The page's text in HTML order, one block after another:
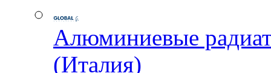
Алюминиевые
(Италия)